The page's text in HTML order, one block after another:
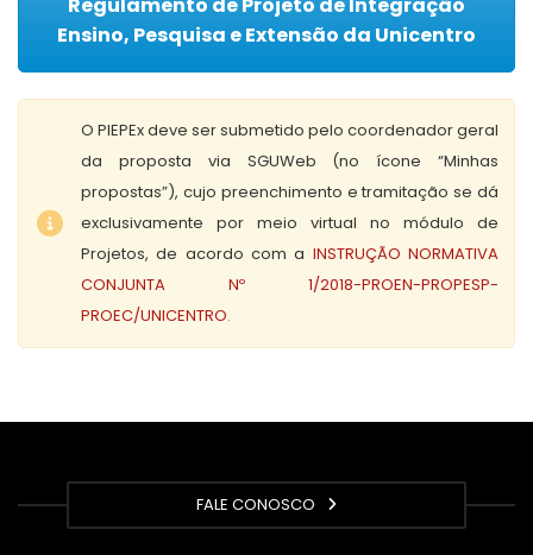
Ensino, Pesquisa e Extensão da Unicentro
O PIEPEx deve ser submetido pelo coordenador geral
da proposta via SGUWeb (no ícone “Minhas
propostas”), cujo preenchimento e tramitação se dá
exclusivamente por meio virtual no módulo de
Projetos, de acordo com a INSTRUÇÃO NORMATIVA
CONJUNTA Nº 1/2018-PROEN-PROPESP-
PROEC/UNICENTRO.
FALE CONOSCO